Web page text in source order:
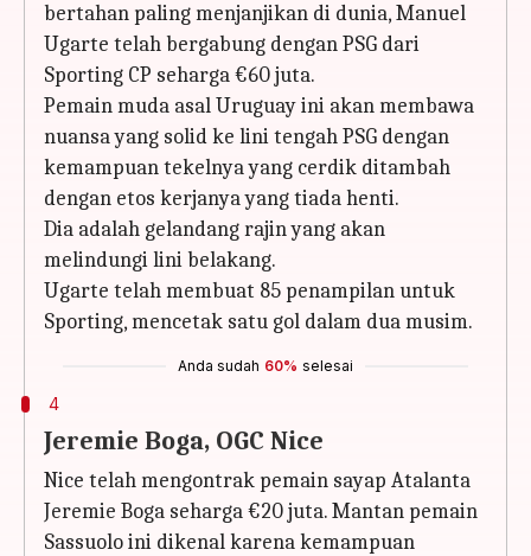
bertahan paling menjanjikan di dunia, Manuel
Ugarte telah bergabung dengan PSG dari
Sporting CP seharga €60 juta.
Pemain muda asal Uruguay ini akan membawa
nuansa yang solid ke lini tengah PSG dengan
kemampuan tekelnya yang cerdik ditambah
dengan etos kerjanya yang tiada henti.
Dia adalah gelandang rajin yang akan
melindungi lini belakang.
Ugarte telah membuat 85 penampilan untuk
Sporting, mencetak satu gol dalam dua musim.
Anda sudah 60% selesai
4
Jeremie Boga, OGC Nice
Nice telah mengontrak pemain sayap Atalanta
Jeremie Boga seharga €20 juta. Mantan pemain
Sassuolo ini dikenal karena kemampuan